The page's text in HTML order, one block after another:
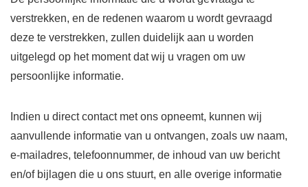
verstrekken, en de redenen waarom u wordt gevraagd
deze te verstrekken, zullen duidelijk aan u worden
uitgelegd op het moment dat wij u vragen om uw
persoonlijke informatie.
Indien u direct contact met ons opneemt, kunnen wij
aanvullende informatie van u ontvangen, zoals uw naam,
e-mailadres, telefoonnummer, de inhoud van uw bericht
en/of bijlagen die u ons stuurt, en alle overige informatie